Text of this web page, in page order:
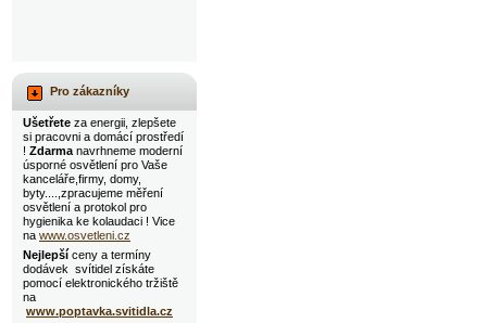
Pro zákazníky
Ušetřete za energii, zlepšete
si pracovni a domácí prostředí
! Zdarma navrhneme moderní
úsporné osvětlení pro Vaše
kanceláře,firmy, domy,
byty....,zpracujeme měření
osvětlení a protokol pro
hygienika ke kolaudaci ! Vice
na www.osvetleni.cz
Nejlepší ceny a termíny
dodávek svítidel získáte
pomocí elektronického tržiště
na
www.poptavka.svitidla.cz